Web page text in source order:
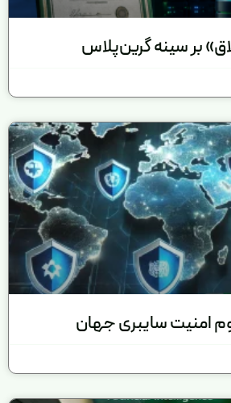
بر سینه گرین‌پلاس
امنیت سایبری جهان